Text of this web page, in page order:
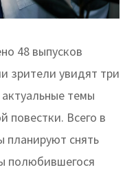
48 выпусков
зрители увидят три
темы
повестки. Всего в
планируют снять
полюбившегося